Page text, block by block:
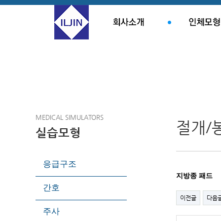
MEDICAL SIMULATORS
실습모형
응급구조
간호
주사
절개/
지방종 패드
이전글 다음